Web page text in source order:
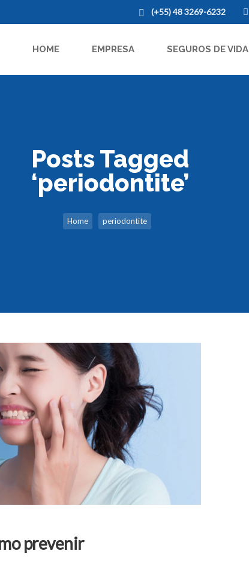
(+55) 48 3269-6232
HOME EMPRESA SEGUROS DE VIDA
Posts Tagged
‘periodontite’
Home periodontite
prevenir